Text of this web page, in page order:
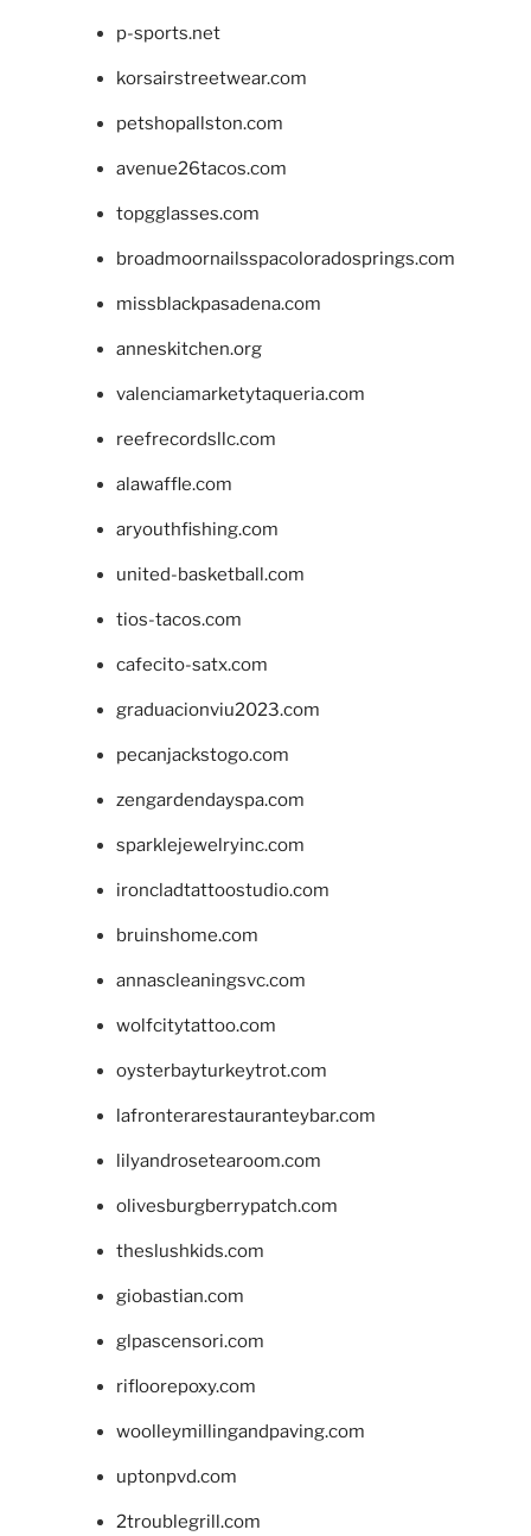
p-sports.net
korsairstreetwear.com
petshopallston.com
avenue26tacos.com
topgglasses.com
broadmoornailsspacoloradosprings.com
missblackpasadena.com
anneskitchen.org
valenciamarketytaqueria.com
reefrecordsllc.com
alawaffle.com
aryouthfishing.com
united-basketball.com
tios-tacos.com
cafecito-satx.com
graduacionviu2023.com
pecanjackstogo.com
zengardendayspa.com
sparklejewelryinc.com
ironcladtattoostudio.com
bruinshome.com
annascleaningsvc.com
wolfcitytattoo.com
oysterbayturkeytrot.com
lafronterarestauranteybar.com
lilyandrosetearoom.com
olivesburgberrypatch.com
theslushkids.com
giobastian.com
glpascensori.com
rifloorepoxy.com
woolleymillingandpaving.com
uptonpvd.com
2troublegrill.com